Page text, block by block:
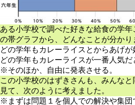
ある小学校で調べた好きな給食の学年
の帯グラフから、どんなことが分かり
どの学年もカレーライスとからあげが
どの学年もカレーライスが一番人気だ
※そのほか、自由に発表させる。
この小学校のはずきさんも、みんな
見て、次のように考えました。
※まずは問題１を個人での解決や集団